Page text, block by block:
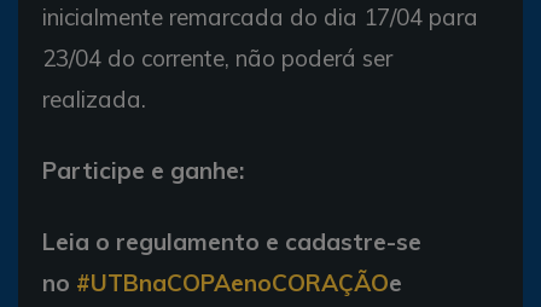
inicialmente remarcada do dia 17/04 para
23/04 do corrente, não poderá ser
realizada.
Participe e ganhe:
Leia o regulamento e cadastre-se
no #UTBnaCOPAenoCORAÇÃOe